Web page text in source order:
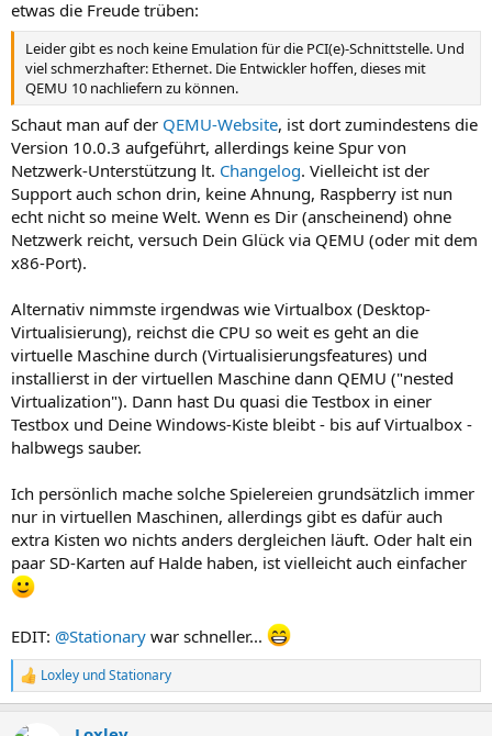
etwas die Freude trüben:
Leider gibt es noch keine Emulation für die PCI(e)-Schnittstelle. Und
viel schmerzhafter: Ethernet. Die Entwickler hoffen, dieses mit
QEMU 10 nachliefern zu können.
Schaut man auf der QEMU-Website, ist dort zumindestens die
Version 10.0.3 aufgeführt, allerdings keine Spur von
Netzwerk-Unterstützung lt. Changelog. Vielleicht ist der
Support auch schon drin, keine Ahnung, Raspberry ist nun
echt nicht so meine Welt. Wenn es Dir (anscheinend) ohne
Netzwerk reicht, versuch Dein Glück via QEMU (oder mit dem
x86-Port).
Alternativ nimmste irgendwas wie Virtualbox (Desktop-
Virtualisierung), reichst die CPU so weit es geht an die
virtuelle Maschine durch (Virtualisierungsfeatures) und
installierst in der virtuellen Maschine dann QEMU ("nested
Virtualization"). Dann hast Du quasi die Testbox in einer
Testbox und Deine Windows-Kiste bleibt - bis auf Virtualbox -
halbwegs sauber.
Ich persönlich mache solche Spielereien grundsätzlich immer
nur in virtuellen Maschinen, allerdings gibt es dafür auch
extra Kisten wo nichts anders dergleichen läuft. Oder halt ein
paar SD-Karten auf Halde haben, ist vielleicht auch einfacher
EDIT: @Stationary war schneller...
R
e
Loxley undStationary